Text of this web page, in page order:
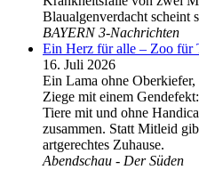
Blaualgenverdacht scheint
BAYERN 3-Nachrichten
Ein Herz für alle – Zoo für
16. Juli 2026
Ein Lama ohne
Ziege mit einem
Tiere mit und ohne
zusammen. Statt Mitleid
artgerechtes Zuhause.
Abendschau - Der Süden